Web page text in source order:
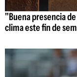
"Buena presencia
clima este fin de